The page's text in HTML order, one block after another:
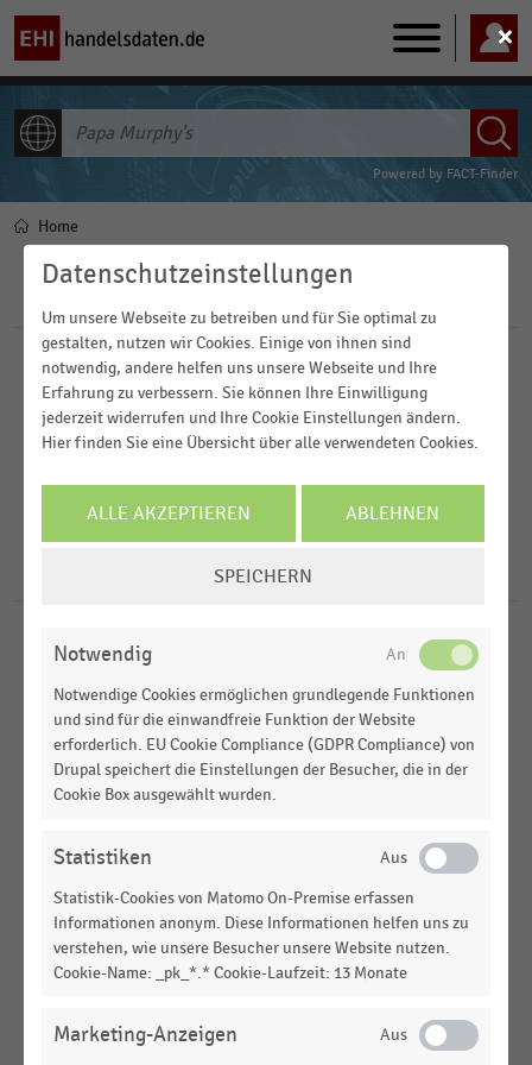
Main
navigation
Powered by FACT-Finder
Pfadnavigation
Home
Papa Murphy's
GASTRONOMIE & CATERING
Top 50 der größten Fast-Food-Ketten in den USA
nach Umsatz (2025)
GASTRONOMIE & CATERING|STATISTIK
Top 50 der größten Fast-Food-Ketten in den USA
nach Umsatz (2022)
GASTRONOMIE & CATERING
Top 50 der größten Fast-Food-Ketten in den USA
nach Umsatz (2021)
GASTRONOMIE & CATERING|STATISTIK
Top 50 der größten Fast-Food-Ketten in den USA
GASTRONOMIE & CATERING
Veröffentlichungsdatum
2026
2022
2020
Region
FILTER ZURÜCKSETZEN
Datenschutzeinstellungen
Um unsere Webseite zu betreiben und für Sie optimal zu
gestalten, nutzen wir Cookies. Einige von ihnen sind
notwendig, andere helfen uns unsere Webseite und Ihre
Erfahrung zu verbessern. Sie können Ihre Einwilligung
jederzeit widerrufen und Ihre Cookie Einstellungen ändern.
Hier finden Sie eine Übersicht über alle verwendeten Cookies.
ALLE AKZEPTIEREN ABLEHNEN
SPEICHERN
Notwendig
Notwendige Cookies ermöglichen grundlegende Funktionen
und sind für die einwandfreie Funktion der Website
erforderlich. EU Cookie Compliance (GDPR Compliance) von
Drupal speichert die Einstellungen der Besucher, die in der
Cookie Box ausgewählt wurden.
Statistiken
Statistik-Cookies von Matomo On-Premise erfassen
Informationen anonym. Diese Informationen helfen uns zu
verstehen, wie unsere Besucher unsere Website nutzen.
Cookie-Name: _pk_*.* Cookie-Laufzeit: 13 Monate
Marketing-Anzeigen